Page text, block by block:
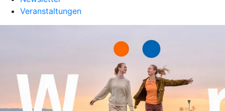
Veranstaltungen